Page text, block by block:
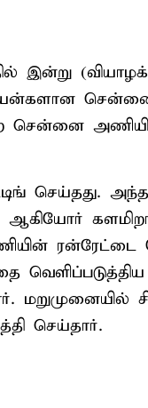
இன்று
சென்னை
செய்தது.
ரன்ரேட்டை
மறுமுனையில்
செய்தார்.